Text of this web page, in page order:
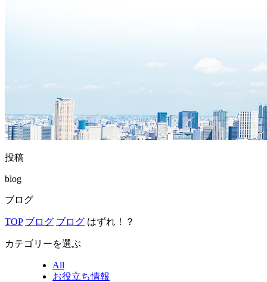
投稿
blog
ブログ
TOP ブログ ブログ はずれ！？
カテゴリーを選ぶ
All
お役立ち情報